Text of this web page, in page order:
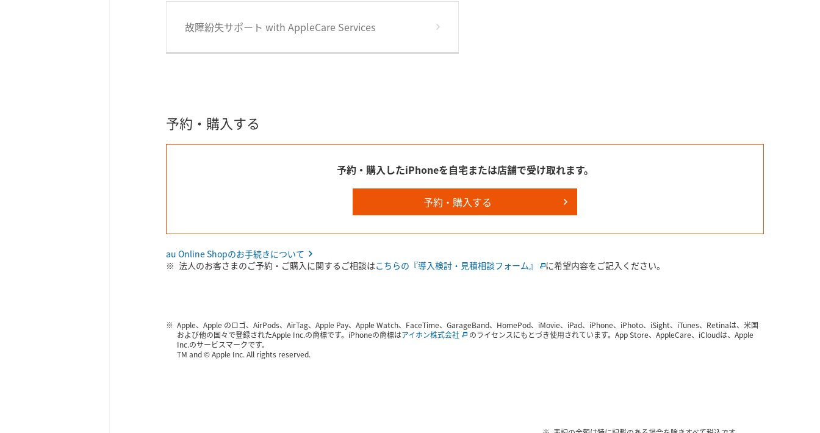
故障紛失サポート with AppleCare Services
予約・購入する
予約・購入したiPhoneを自宅または店舗で受け取れます。
予約・購入する
au Online Shopのお手続きについて
法人のお客さまのご予約・ご購入に関するご相談はこちらの『導入検討・見積相談フォーム』 に希望内容をご記入ください。
Apple、Apple のロゴ、AirPods、AirTag、Apple Pay、Apple Watch、FaceTime、GarageBand、HomePod、iMovie、iPad、iPhone、iPhoto、iSight、iTunes、Retinaは、米国
および他の国々で登録されたApple Inc.の商標です。iPhoneの商標はアイホン株式会社
のライセンスにもとづき使用されています。App Store、AppleCare、iCloudは、Apple
Inc.のサービスマークです。
TM and © Apple Inc. All rights reserved.